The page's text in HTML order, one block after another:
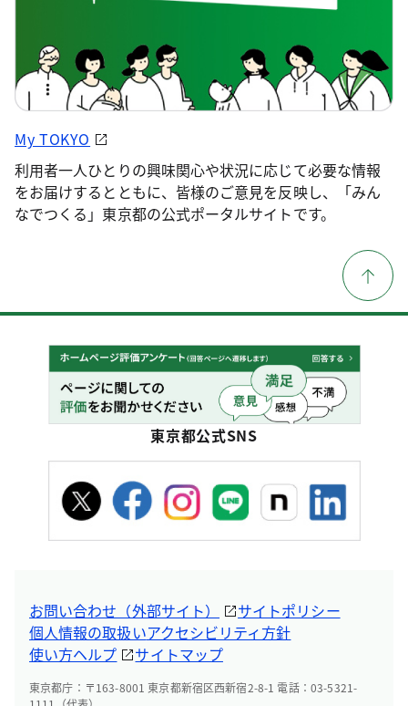
My TOKYO
利用者一人ひとりの興味関心や状況に応じて必要な情報
をお届けするとともに、皆様のご意見を反映し、「みん
なでつくる」東京都の公式ポータルサイトです。
東京都公式SNS
お問い合わせ（外部サイト）
サイトポリシー
個人情報の取扱いアクセシビリティ方針
使い方ヘルプ
サイトマップ
東京都庁：〒163-8001 東京都新宿区西新宿2-8-1 電話：03-5321-